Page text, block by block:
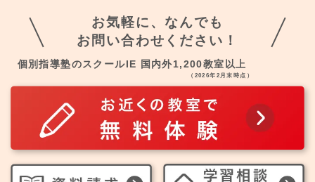
お気軽に、なんでも
お問い合わせください！
個別指導塾のスクールIE 国内外1,200教室以上
（2026年2月末時点）